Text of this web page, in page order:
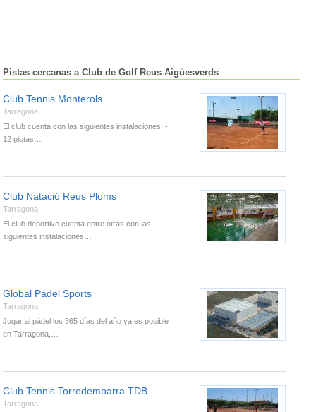
Pistas cercanas a Club de Golf Reus Aigüesverds
Club Tennis Monterols
Tarragona
El club cuenta con las siguientes instalaciones: -
12 pistas…
Club Natació Reus Ploms
Tarragona
El club deportivo cuenta entre otras con las
siguientes instalaciones…
Global Pádel Sports
Tarragona
Jugar al pádel los 365 días del año ya es posible
en Tarragona,…
Club Tennis Torredembarra TDB
Tarragona